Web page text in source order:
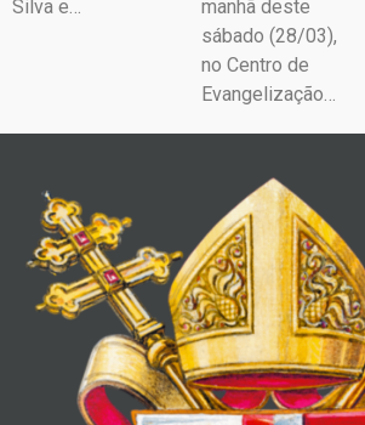
Silva e…
manhã deste
sábado (28/03),
no Centro de
Evangelização…